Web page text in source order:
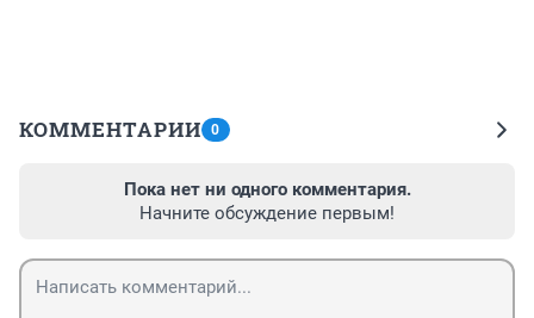
КОММЕНТАРИИ 0
Пока нет ни одного комментария.
Начните обсуждение первым!